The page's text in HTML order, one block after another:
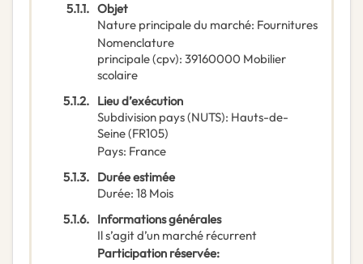
5.1.1. Objet
Nature principale du marché: Fournitures
Nomenclature
principale(cpv): 39160000 Mobilier
scolaire
5.1.2. Lieu d’exécution
Subdivision pays (NUTS): Hauts-de-
Seine(FR105)
Pays: France
5.1.3. Durée estimée
Durée: 18 Mois
5.1.6. Informations générales
Il s’agit d’un marché récurrent
Participation réservée: